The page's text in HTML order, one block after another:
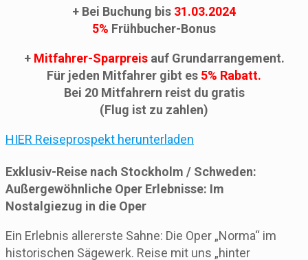
+ Bei Buchung bis 31.03.2024
5% Frühbucher-Bonus
+ Mitfahrer-Sparpreisauf Grundarrangement.
Für jeden Mitfahrer gibt es 5% Rabatt.
Bei 20 Mitfahrern reist du gratis
(Flug ist zu zahlen)
HIER Reiseprospekt herunterladen
Exklusiv-Reise nach Stockholm / Schweden:
Außergewöhnliche Oper Erlebnisse: Im
Nostalgiezug in die Oper
Ein Erlebnis allererste Sahne: Die Oper „Norma“ im
historischen Sägewerk. Reise mit uns „hinter